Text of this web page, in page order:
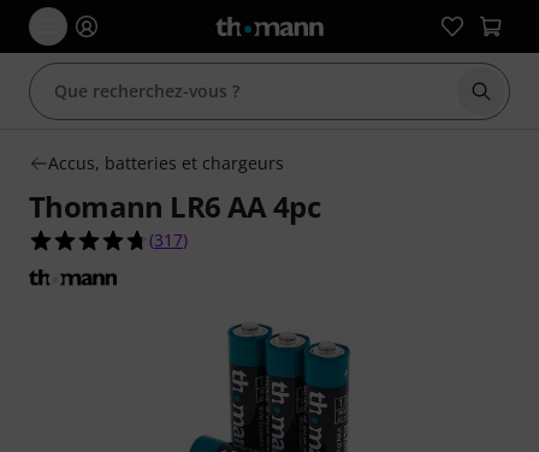
Accus, batteries et chargeurs
Thomann LR6 AA 4pc
4.7 étoiles sur 5 d'après 317 évaluations clients
(317)